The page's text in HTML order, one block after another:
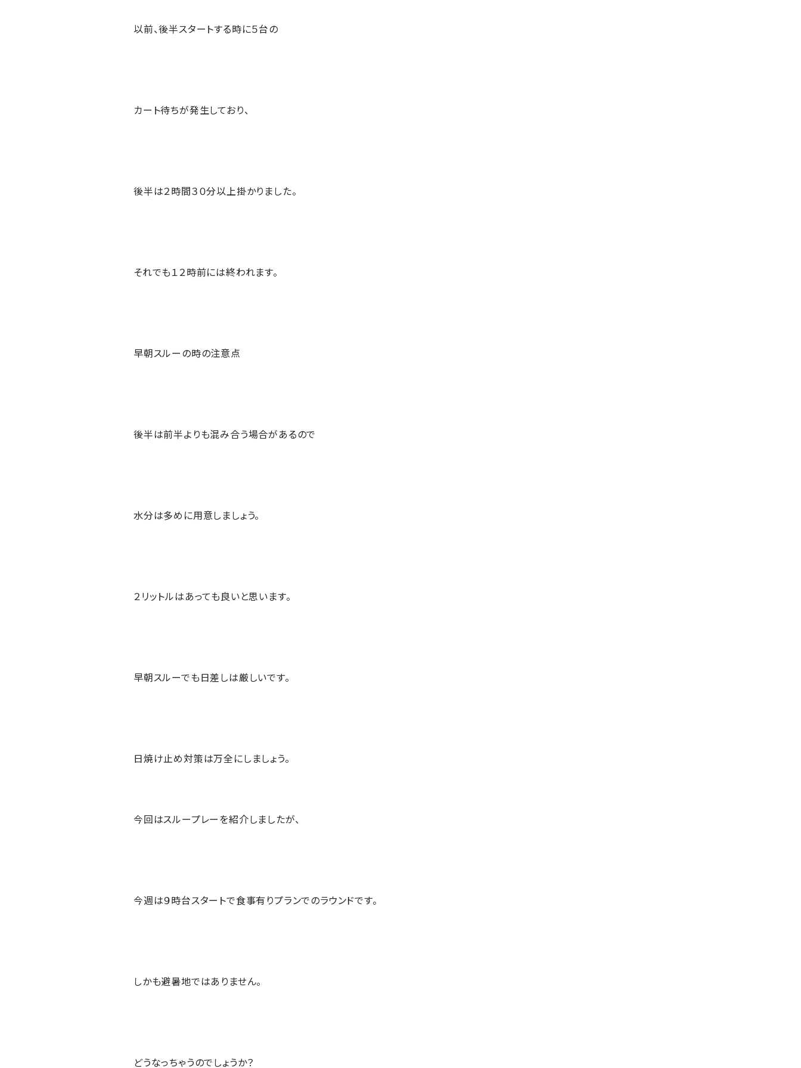
以前、後半スタートする時に５台の
カート待ちが発生しており、
後半は２時間３０分以上掛かりました。
それでも１２時前には終われます。
早朝スルーの時の注意点
後半は前半よりも混み合う場合があるので
水分は多めに用意しましょう。
２リットルはあっても良いと思います。
早朝スルーでも日差しは厳しいです。
日焼け止め対策は万全にしましょう。
今回はスループレーを紹介しましたが、
今週は９時台スタートで食事有りプランでのラウンドです。
しかも避暑地ではありません。
どうなっちゃうのでしょうか？